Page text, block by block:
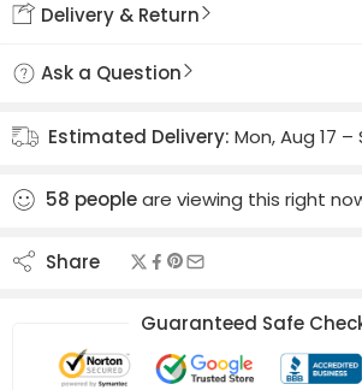
Delivery & Return
Ask a Question
Estimated Delivery: Mon, Aug 17 –
58 peopleare viewing this right
Share
Guaranteed Safe